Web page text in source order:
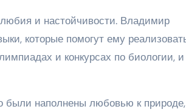
и настойчивости. Владимир
которые помогут ему
и конкурсах по биологии, и
были наполнены любовью к природе,